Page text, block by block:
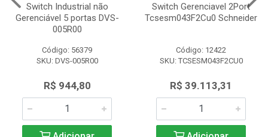
Switch Industrial não
Gerenciável 5 portas DVS-
005R00
Código: 56379
SKU: DVS-005R00
R$ 944,80
Switch Gerenciavel 2Port
Tcsesm043F2Cu0 Schneider
Código: 12422
SKU: TCSESM043F2CU0
R$ 39.113,31